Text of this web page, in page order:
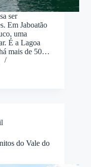
ser
Em Jaboatão
uma
É a Lagoa
mais de 50…
do Vale do